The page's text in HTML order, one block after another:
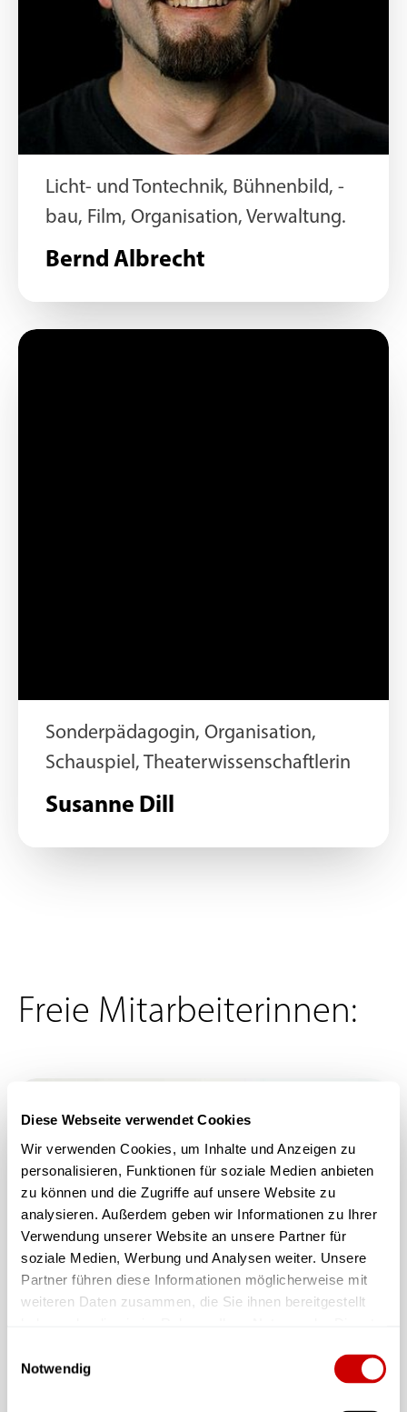
Diese Webseite verwendet Cookies
Wir verwenden Cookies, um Inhalte und Anzeigen zu
personalisieren, Funktionen für soziale Medien anbieten
zu können und die Zugriffe auf unsere Website zu
analysieren. Außerdem geben wir Informationen zu Ihrer
Verwendung unserer Website an unsere Partner für
soziale Medien, Werbung und Analysen weiter. Unsere
Partner führen diese Informationen möglicherweise mit
weiteren Daten zusammen, die Sie ihnen bereitgestellt
Notwendig
Licht- und Tontechnik, Bühnenbild, -
bau, Film, Organisation, Verwaltung.
Bernd Albrecht
Sonderpädagogin, Organisation,
Schauspiel, Theaterwissenschaftlerin
Susanne Dill
Freie Mitarbeiterinnen: